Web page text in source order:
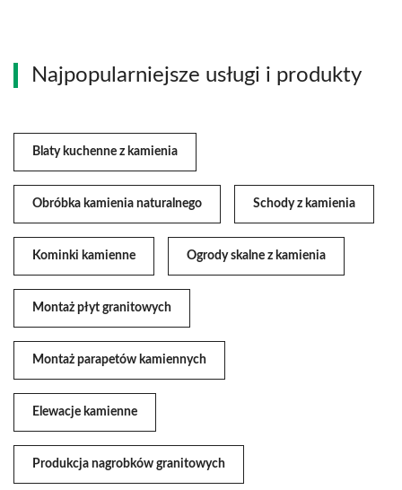
Najpopularniejsze usługi i produkty
Blaty kuchenne z kamienia
Obróbka kamienia naturalnego Schody z kamienia
Kominki kamienne Ogrody skalne z kamienia
Montaż płyt granitowych
Montaż parapetów kamiennych
Elewacje kamienne
Produkcja nagrobków granitowych